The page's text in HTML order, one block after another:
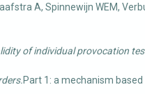
A, Spinnewijn WEM,
of individual provocation
Part 1: a mechanism